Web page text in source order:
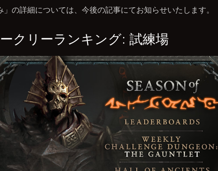
」の詳細については、今後の記事にてお知らせいたします。
クリーランキング: 試練場